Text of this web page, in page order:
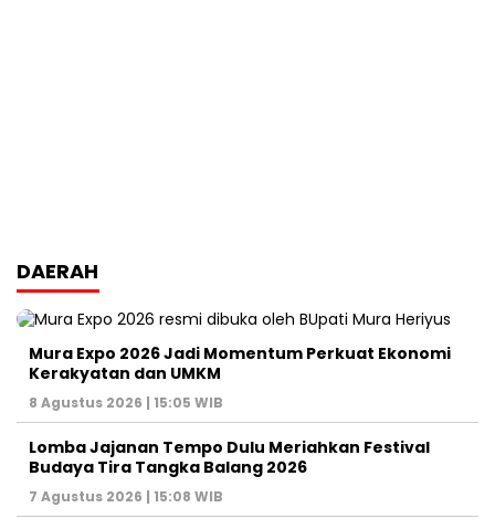
DAERAH
Mura Expo 2026 Jadi Momentum Perkuat Ekonomi
Kerakyatan dan UMKM
8 Agustus 2026 | 15:05 WIB
Lomba Jajanan Tempo Dulu Meriahkan Festival
Budaya Tira Tangka Balang 2026
7 Agustus 2026 | 15:08 WIB